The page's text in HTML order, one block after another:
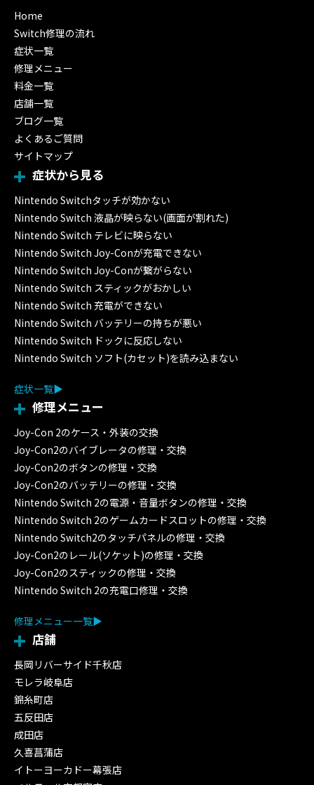
Home
Switch修理の流れ
症状一覧
修理メニュー
料金一覧
店舗一覧
ブログ一覧
よくあるご質問
サイトマップ
症状から見る
Nintendo Switchタッチが効かない
Nintendo Switch 液晶が映らない(画面が割れた)
Nintendo Switch テレビに映らない
Nintendo Switch Joy-Conが充電できない
Nintendo Switch Joy-Conが繋がらない
Nintendo Switch スティックがおかしい
Nintendo Switch 充電ができない
Nintendo Switch バッテリーの持ちが悪い
Nintendo Switch ドックに反応しない
Nintendo Switch ソフト(カセット)を読み込まない
症状一覧
修理メニュー
Joy-Con 2のケース・外装の交換
Joy-Con2のバイブレータの修理・交換
Joy-Con2のボタンの修理・交換
Joy-Con2のバッテリーの修理・交換
Nintendo Switch 2の電源・音量ボタンの修理・交換
Nintendo Switch 2のゲームカードスロットの修理・交換
Nintendo Switch2のタッチパネルの修理・交換
Joy-Con2のレール(ソケット)の修理・交換
Joy-Con2のスティックの修理・交換
Nintendo Switch 2の充電口修理・交換
修理メニュー一覧
店舗
長岡リバーサイド千秋店
モレラ岐阜店
錦糸町店
五反田店
成田店
久喜菖蒲店
イトーヨーカドー幕張店